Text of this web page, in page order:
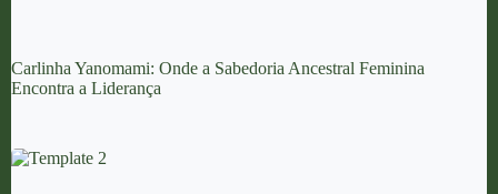
Carlinha Yanomami: Onde a Sabedoria Ancestral Feminina
Encontra a Liderança